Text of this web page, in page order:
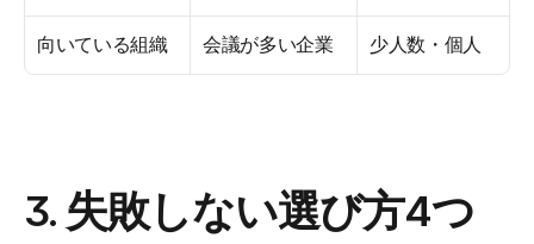
向いている組織 会議が多い企業 少人数・個人
3. 失敗しない選び方4つ